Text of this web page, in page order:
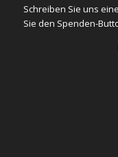
Schreiben Sie uns
Sie den Spenden-